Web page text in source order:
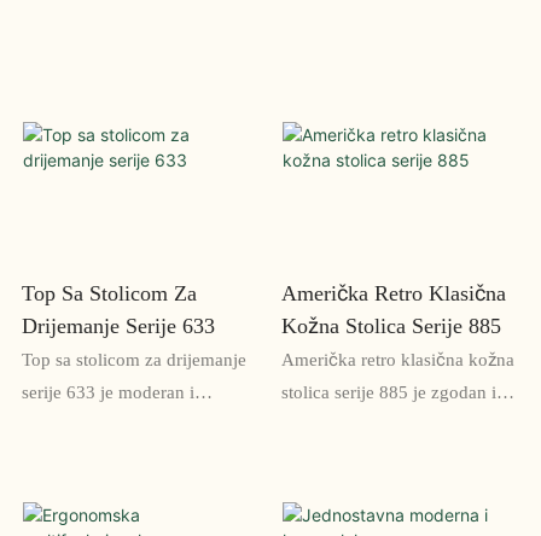
Njegov elegantan dizajn i
udobne karakteristike čine ga
Stolica ima čvrstu
konstrukciju, podesivu visinu
nelagodnosti tokom dužeg
sedenja
Top Sa Stolicom Za
Drijemanje Serije 633
Top sa stolicom za drijemanje
serije 633 je moderan i
elegantnim dizajnom, savršen
Američka Retro Klasična
Kožna Stolica Serije 885
Američka retro klasična kožna
stolica serije 885 je zgodan i
stolica odiše bezvremenskom